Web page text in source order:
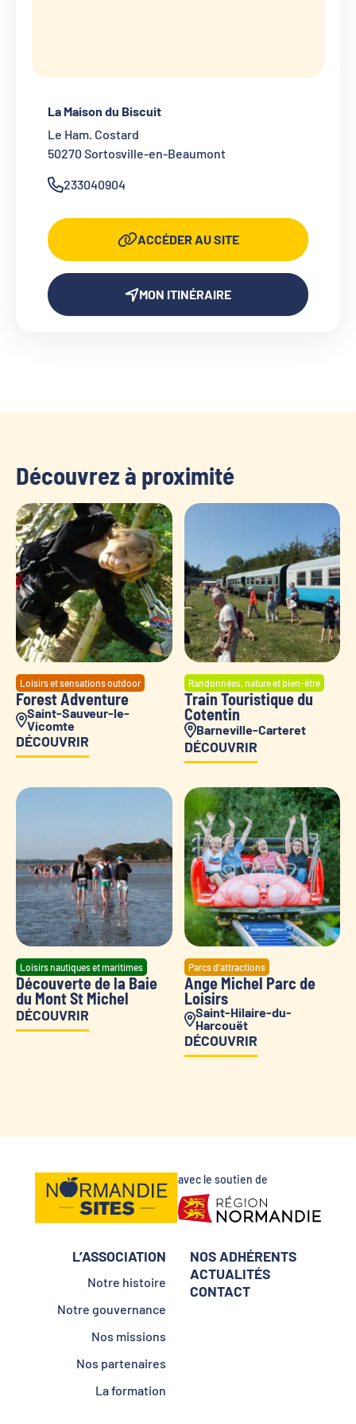
La Maison du Biscuit
Le Ham. Costard
50270 Sortosville-en-Beaumont
233040904
ACCÉDER AU SITE
MON ITINÉRAIRE
Découvrez à proximité
Loisirs et sensations outdoor
Forest Adventure
Saint-Sauveur-le-
Vicomte
DÉCOUVRIR
Randonnées, nature et bien-être
Train Touristique du
Cotentin
Barneville-Carteret
DÉCOUVRIR
Loisirs nautiques et maritimes
Découverte de la Baie
du Mont St Michel
DÉCOUVRIR
Parcs d'attractions
Ange Michel Parc de
Loisirs
Saint-Hilaire-du-
Harcouët
DÉCOUVRIR
avec le soutien de
L’ASSOCIATION
Notre histoire
Notre gouvernance
Nos missions
Nos partenaires
La formation
NOS ADHÉRENTS
ACTUALITÉS
CONTACT